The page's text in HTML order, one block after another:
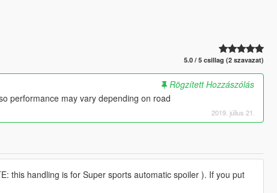
5.0 / 5 csillag (2 szavazat)
Rögzített Hozzászólás
performance may vary depending on road
2019. július 21.
this handling is for Super sports automatic spoiler ). If you put